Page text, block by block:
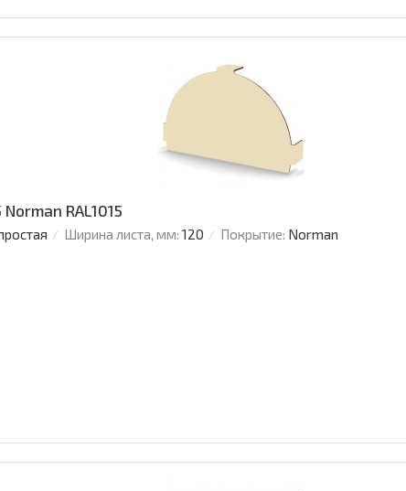
RAL1015
Ширина листа, мм: 120 Покрытие: Norman